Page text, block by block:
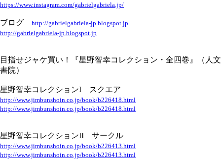
https://www.instagram.com/gabrielgabriela.jp/
ブログ http://gabrielgabriela-jp.blogspot.jp
http://gabrielgabriela-jp.blogspot.jp
目指せジャケ買い！『星野智幸コレクション・全四巻』（人文
書院）
星野智幸コレクションI スクエア
http://www.jimbunshoin.co.jp/book/b226418.html
http://www.jimbunshoin.co.jp/book/b226418.html
星野智幸コレクションII サークル
http://www.jimbunshoin.co.jp/book/b226413.html
http://www.jimbunshoin.co.jp/book/b226413.html